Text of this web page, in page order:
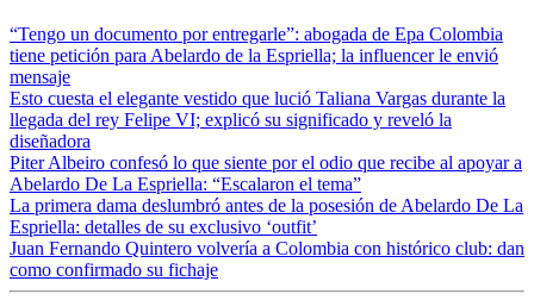
“Tengo un documento por entregarle”: abogada de Epa Colombia
tiene petición para Abelardo de la Espriella; la influencer le envió
mensaje
Esto cuesta el elegante vestido que lució Taliana Vargas durante la
llegada del rey Felipe VI; explicó su significado y reveló la
diseñadora
Piter Albeiro confesó lo que siente por el odio que recibe al apoyar a
Abelardo De La Espriella: “Escalaron el tema”
La primera dama deslumbró antes de la posesión de Abelardo De La
Espriella: detalles de su exclusivo ‘outfit’
Juan Fernando Quintero volvería a Colombia con histórico club: dan
como confirmado su fichaje